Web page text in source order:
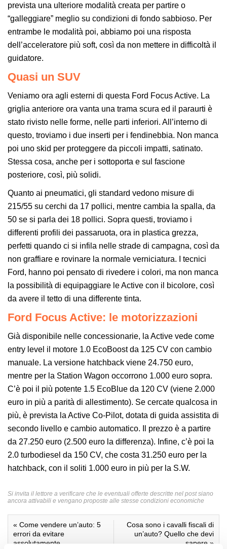
prevista una ulteriore modalità creata per partire o
“galleggiare” meglio su condizioni di fondo sabbioso. Per
entrambe le modalità poi, abbiamo poi una risposta
dell’acceleratore più soft, così da non mettere in difficoltà il
guidatore.
Quasi un SUV
Veniamo ora agli esterni di questa Ford Focus Active. La
griglia anteriore ora vanta una trama scura ed il paraurti è
stato rivisto nelle forme, nelle parti inferiori. All’interno di
questo, troviamo i due inserti per i fendinebbia. Non manca
poi uno skid per proteggere da piccoli impatti, satinato.
Stessa cosa, anche per i sottoporta e sul fascione
posteriore, così, più solidi.
Quanto ai pneumatici, gli standard vedono misure di
215/55 su cerchi da 17 pollici, mentre cambia la spalla, da
50 se si parla dei 18 pollici. Sopra questi, troviamo i
differenti profili dei passaruota, ora in plastica grezza,
perfetti quando ci si infila nelle strade di campagna, così da
non graffiare e rovinare la normale verniciatura. I tecnici
Ford, hanno poi pensato di rivedere i colori, ma non manca
la possibilità di equipaggiare le Active con il bicolore, così
da avere il tetto di una differente tinta.
Ford Focus Active: le motorizzazioni
Già disponibile nelle concessionarie, la Active vede come
entry level il motore 1.0 EcoBoost da 125 CV con cambio
manuale. La versione hatchback viene 24.750 euro,
mentre per la Station Wagon occorrono 1.000 euro sopra.
C’è poi il più potente 1.5 EcoBlue da 120 CV (viene 2.000
euro in più a parità di allestimento). Se cercate qualcosa in
più, è prevista la Active Co-Pilot, dotata di guida assistita di
secondo livello e cambio automatico. Il prezzo è a partire
da 27.250 euro (2.500 euro la differenza). Infine, c’è poi la
2.0 turbodiesel da 150 CV, che costa 31.250 euro per la
hatchback, con il soliti 1.000 euro in più per la S.W.
Si invita il lettore a verificare che le eventuali offerte descritte nel post siano
ancora attivabili e vengano proposte alle stesse condizioni economiche
« Come vendere un’auto: 5
errori da evitare
assolutamente
Cosa sono i cavalli fiscali di
un’auto? Quello che devi
sapere »